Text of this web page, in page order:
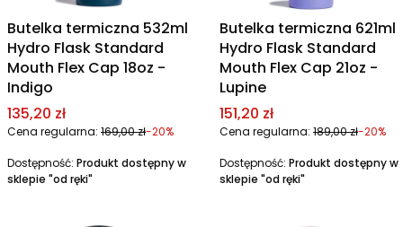
Butelka termiczna 532ml
Hydro Flask Standard
Mouth Flex Cap 18oz -
Indigo
Cena promocyjna
135,20 zł
Cena regularna: 169,00 zł-20%
Dostępność: Produkt dostępny w
sklepie "od ręki"
Butelka termiczna 621ml
Hydro Flask Standard
Mouth Flex Cap 21oz -
Lupine
Cena promocyjna
151,20 zł
Cena regularna: 189,00 zł-20%
Dostępność: Produkt dostępny w
sklepie "od ręki"